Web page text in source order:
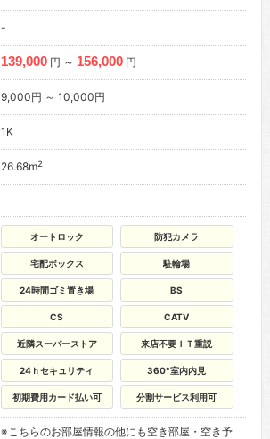
-
139,000 円 ～ 156,000 円
9,000円 ～ 10,000円
1K
26.68m2
オートロック 防犯カメラ
宅配ボックス 駐輪場
24時間ゴミ置き場 BS
CS CATV
近隣スーパーストア 来店不要ＩＴ重説
24ｈセキュリティ 360°室内内見
初期費用カード払い可 分割サービス利用可
※こちらのお部屋情報の他にも空き部屋・空き予